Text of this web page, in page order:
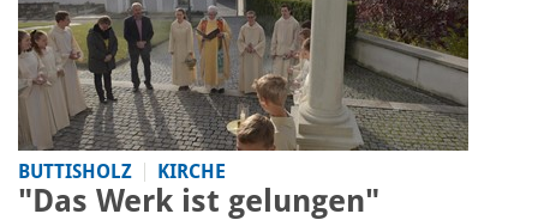
BUTTISHOLZ KIRCHE
"Das Werk ist gelungen"